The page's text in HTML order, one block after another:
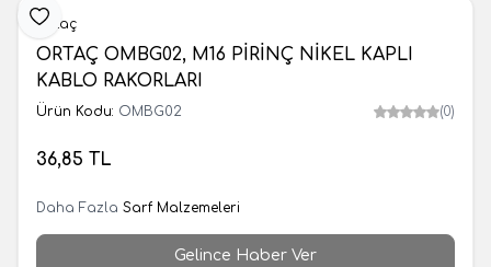
Favoriye Ekle
Ortaç
ORTAÇ OMBG02, M16 PİRİNÇ NİKEL KAPLI
KABLO RAKORLARI
Ürün Kodu: OMBG02 (0)
36,85 TL
Daha Fazla Sarf Malzemeleri
Gelince Haber Ver